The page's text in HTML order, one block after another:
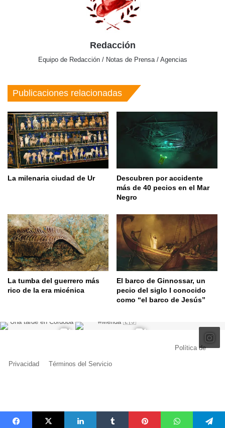
Redacción
Equipo de Redacción / Notas de Prensa / Agencias
Publicaciones relacionadas
La milenaria ciudad de Ur
Descubren por accidente
más de 40 pecios en el Mar
Negro
La tumba del guerrero más
rico de la era micénica
El barco de Ginnossar, un
pecio del siglo I conocido
como “el barco de Jesús”
Política de
Privacidad Términos del Servicio
Me